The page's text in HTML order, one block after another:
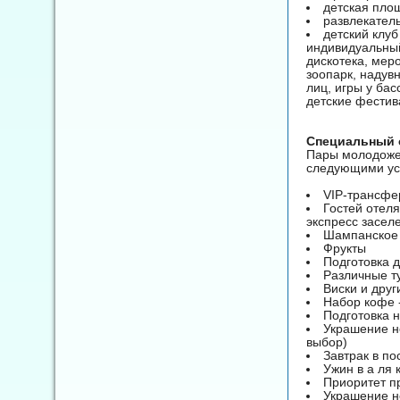
детская
детский
дискотека,
зоопарк,
лиц, игры у
детские
Специальный
Пары
следующими
VIP-
Гостей
экспресс
Шампанское
Фрукты
Подготовка
Различные
Виски и
Набор кофе
Подготовка
Украшение
выбор)
Завтрак в
Ужин в а ля
Приоритет
Украшение